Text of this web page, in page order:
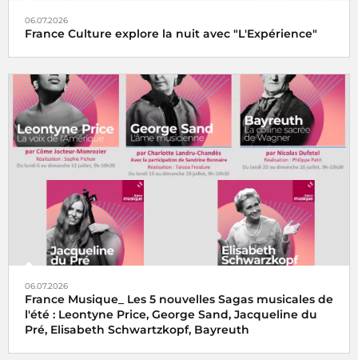
06.07.2026
France Culture explore la nuit avec "L'Expérience"
06.07.2026
France Musique_ Les 5 nouvelles Sagas musicales de
l'été : Leontyne Price, George Sand, Jacqueline du
Pré, Elisabeth Schwartzkopf, Bayreuth